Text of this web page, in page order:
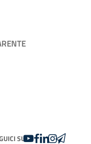
SUYOUTUBE
FACEBOOK
LINKEDIN
INSTAGRAM